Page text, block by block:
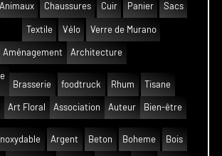
Animaux
Chaussures Cuir Panier Sacs
Textile Vélo Verre de Murano
Aménagement Architecture
Brasserie
foodtruck Rhum Tisane
Art Floral Association Auteur Bien-être
Argent Beton Boheme Bois